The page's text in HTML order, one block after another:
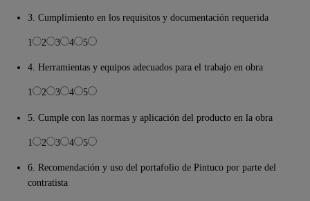
3. Cumplimiento en los requisitos y documentación requerida
1 2 3 4 5
4. Herramientas y equipos adecuados para el trabajo en obra
1 2 3 4 5
5. Cumple con las normas y aplicación del producto en la obra
1 2 3 4 5
6. Recomendación y uso del portafolio de Pintuco por parte del
contratista